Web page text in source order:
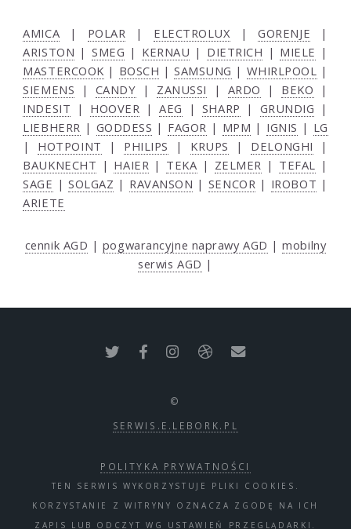
AMICA | POLAR | ELECTROLUX|GORENJE |
ARISTON | SMEG | KERNAU | DIETRICH | MIELE |
MASTERCOOK | BOSCH |SAMSUNG | WHIRLPOOL |
SIEMENS | CANDY | ZANUSSI | ARDO | BEKO |
INDESIT | HOOVER |AEG | SHARP | GRUNDIG |
LIEBHERR | GODDESS | FAGOR | MPM | IGNIS | LG
| HOTPOINT | PHILIPS | KRUPS | DELONGHI |
BAUKNECHT | HAIER | TEKA | ZELMER | TEFAL |
SAGE |SOLGAZ | RAVANSON | SENCOR | IROBOT |
ARIETE
cennik AGD | pogwarancyjne naprawy AGD |mobilny
serwis AGD |
©
SERWIS.E.LEBORK.PL
POLITYKA PRYWATNOŚCI
TEN SERWIS WYKORZYSTUJE PLIKI COOKIES.
KORZYSTANIE Z WITRYNY OZNACZA ZGODĘ NA ICH
ZAPIS LUB ODCZYT WG USTAWIEŃ PRZEGLĄDARKI.